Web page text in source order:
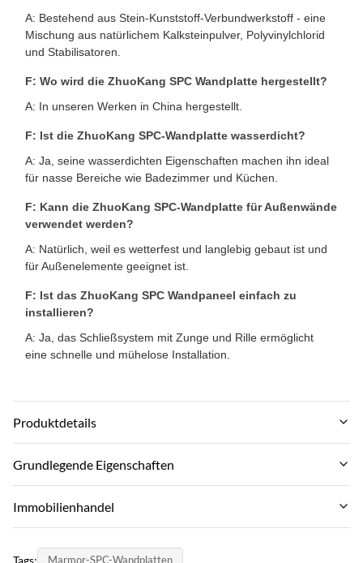
A: Bestehend aus Stein-Kunststoff-Verbundwerkstoff - eine
Mischung aus natürlichem Kalksteinpulver, Polyvinylchlorid
und Stabilisatoren.
F: Wo wird die ZhuoKang SPC Wandplatte hergestellt?
A: In unseren Werken in China hergestellt.
F: Ist die ZhuoKang SPC-Wandplatte wasserdicht?
A: Ja, seine wasserdichten Eigenschaften machen ihn ideal
für nasse Bereiche wie Badezimmer und Küchen.
F: Kann die ZhuoKang SPC-Wandplatte für Außenwände
verwendet werden?
A: Natürlich, weil es wetterfest und langlebig gebaut ist und
für Außenelemente geeignet ist.
F: Ist das ZhuoKang SPC Wandpaneel einfach zu
installieren?
A: Ja, das Schließsystem mit Zunge und Rille ermöglicht
eine schnelle und mühelose Installation.
Produktdetails
Style:
Waterproof:
Grundlegende Eigenschaften
Markenname:
Produktmodell:
Immobilienhandel
Tags:
Marmor-SPC-Wandplatten